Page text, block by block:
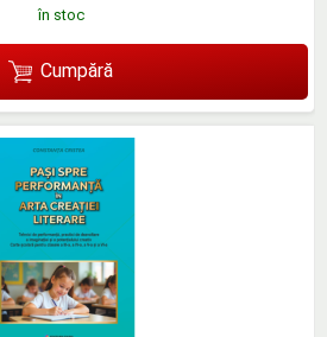
în stoc
Cumpără